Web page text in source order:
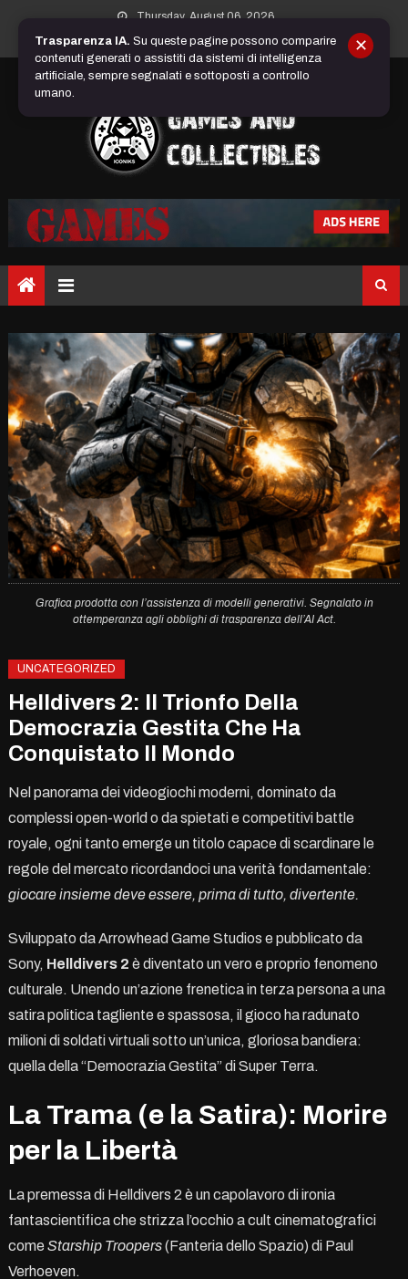
content
Thursday, August 06, 2026
Grafica prodotta con l’assistenza di modelli generativi. Segnalato in
ottemperanza agli obblighi di trasparenza dell’AI Act.
UNCATEGORIZED
Helldivers 2: Il Trionfo Della
Democrazia Gestita Che Ha
Conquistato Il Mondo
Nel panorama dei videogiochi moderni, dominato da
complessi open-world o da spietati e competitivi battle
royale, ogni tanto emerge un titolo capace di scardinare le
regole del mercato ricordandoci una verità fondamentale:
giocare insieme deve essere, prima di tutto, divertente.
Sviluppato da Arrowhead Game Studios e pubblicato da
Sony, Helldivers 2 è diventato un vero e proprio fenomeno
culturale. Unendo un’azione frenetica in terza persona a una
satira politica tagliente e spassosa, il gioco ha radunato
milioni di soldati virtuali sotto un’unica, gloriosa bandiera:
quella della “Democrazia Gestita” di Super Terra.
La Trama (e la Satira): Morire
per la Libertà
La premessa di Helldivers 2 è un capolavoro di ironia
fantascientifica che strizza l’occhio a cult cinematografici
comeStarship Troopers(Fanteria dello Spazio) di Paul
Verhoeven.
Trasparenza IA. Su queste pagine possono comparire
contenuti generati o assistiti da sistemi di intelligenza
artificiale, sempre segnalati e sottoposti a controllo
umano.
✕